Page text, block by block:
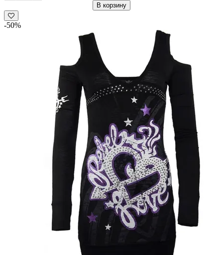
В корзину
-50%